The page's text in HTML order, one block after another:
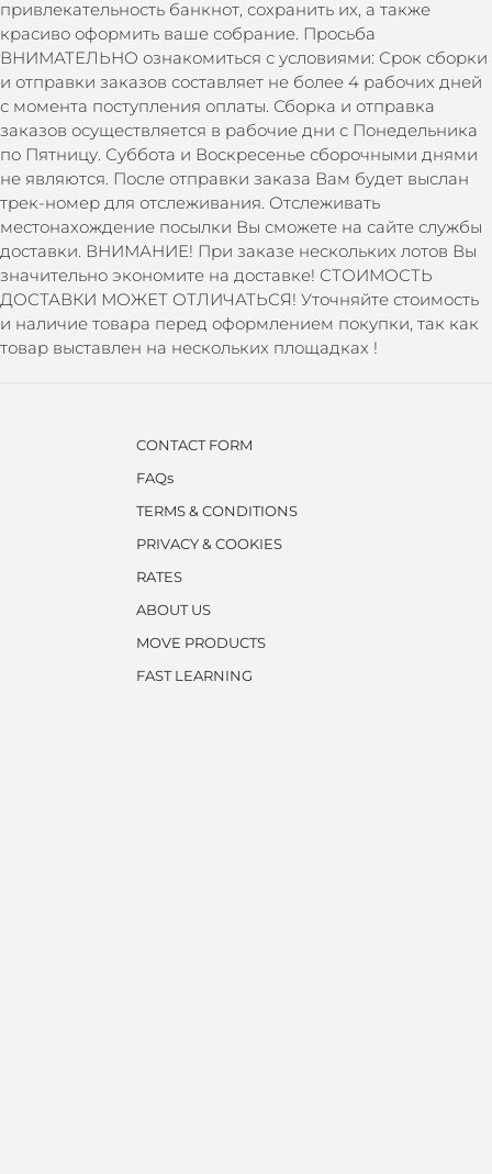
привлекательность банкнот, сохранить их, а также
красиво оформить ваше собрание. Просьба
ВНИМАТЕЛЬНО ознакомиться с условиями: Срок сборки
и отправки заказов составляет не более 4 рабочих дней
с момента поступления оплаты. Сборка и отправка
заказов осуществляется в рабочие дни с Понедельника
по Пятницу. Суббота и Воскресенье сборочными днями
не являются. После отправки заказа Вам будет выслан
трек-номер для отслеживания. Отслеживать
местонахождение посылки Вы сможете на сайте службы
доставки. ВНИМАНИЕ! При заказе нескольких лотов Вы
значительно экономите на доставке! СТОИМОСТЬ
ДОСТАВКИ МОЖЕТ ОТЛИЧАТЬСЯ! Уточняйте стоимость
и наличие товара перед оформлением покупки, так как
товар выставлен на нескольких площадках !
CONTACT FORM
FAQs
TERMS & CONDITIONS
PRIVACY & COOKIES
RATES
ABOUT US
MOVE PRODUCTS
FAST LEARNING